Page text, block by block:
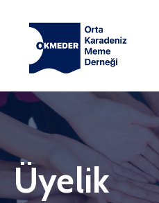
Anasayfa
Hakkımızda
Haberler
İletişim
Üyelik